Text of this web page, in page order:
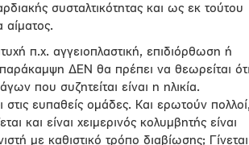
συσταλτικότητας και ως εκ τούτου
π.χ. αγγειοπλαστική, επιδιόρθωση ή
ΔΕΝ θα πρέπει να θεωρείται ότι
που συζητείται είναι η ηλικία.
ευπαθείς ομάδες. Και ερωτούν πολλοί,
και είναι χειμερινός κολυμβητής είναι
με καθιστικό τρόπο διαβίωσης; Γίνεται